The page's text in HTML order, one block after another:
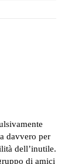
davvero per
dell’inutile.
di amici